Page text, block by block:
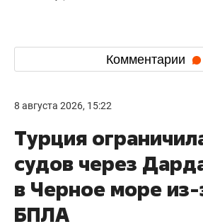
Комментарии
8 августа 2026, 15:22
Турция
судов через
в Черное море из-
БПЛА